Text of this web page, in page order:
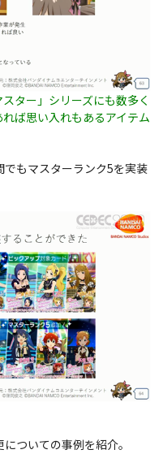
ター」シリーズにも数多く
ば思い入れもあるアイテム
もマスターランク5を実装
ついての事例を紹介。